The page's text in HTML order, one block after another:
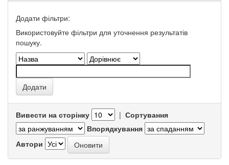
Додати фільтри:
Використовуйте фільтри для уточнення результатів
пошуку.
Вивести на сторінку | Сортування
Впорядкування
Автори